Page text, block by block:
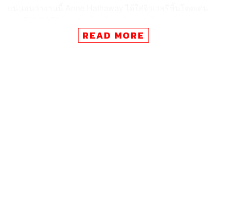
แบรนด์ที่มาพร้อมกับเพชรพลอยหลากสีสัน เข้ากันกับต่างหู
สไตล์ Chunky ระยิบระยับของเธอ สำหรับลุคนี้ Anne
READ MORE